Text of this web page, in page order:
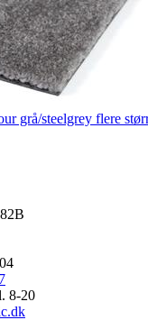
grå/steelgrey flere
8-20